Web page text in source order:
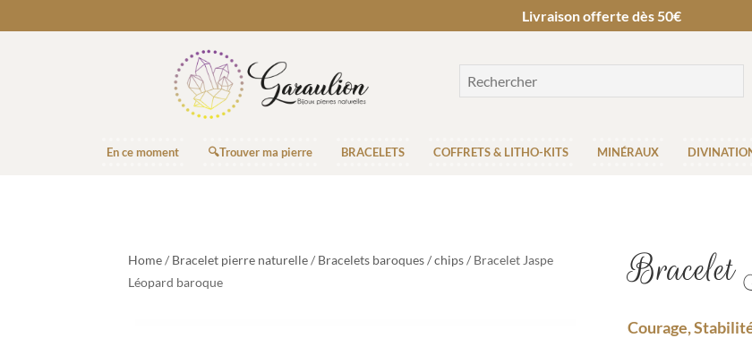
Livraison offerte dès 50€
En ce moment 🔍Trouver ma pierre BRACELETS COFFRETS & LITHO-KITS MINÉRAUX
Home/ Bracelet pierre naturelle/ Bracelets baroques / chips/ Bracelet Jaspe
Léopard baroque
Bracelet
Courage,